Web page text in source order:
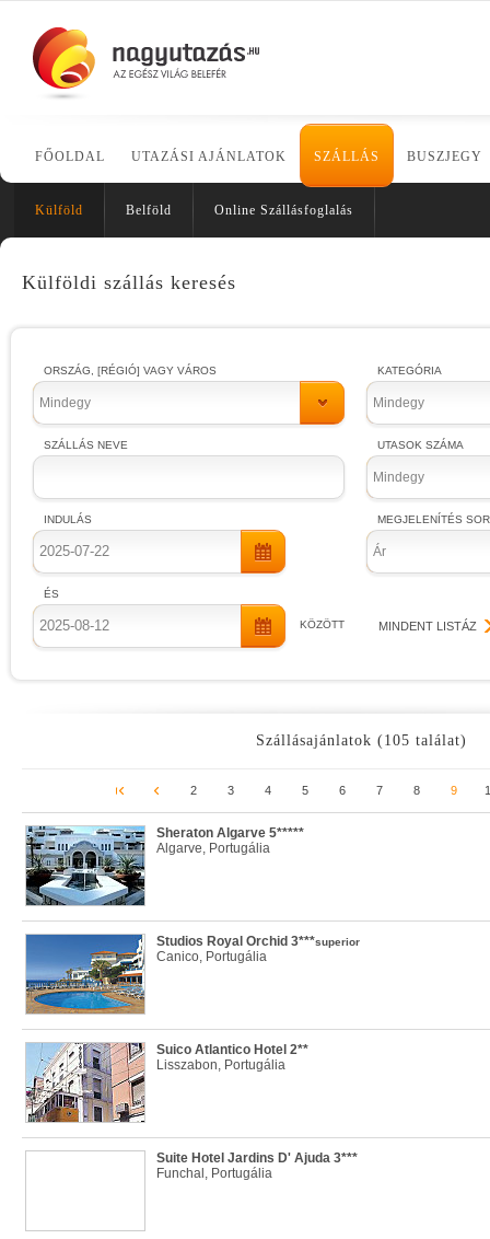
FŐOLDAL UTAZÁSI AJÁNLATOK SZÁLLÁS BUSZJEGY
Külföld Belföld Online Szállásfoglalás
Külföldi szállás keresés
ORSZÁG, [RÉGIÓ] VAGY VÁROS
Mindegy
SZÁLLÁS NEVE
INDULÁS
ÉS
KÖZÖTT
KATEGÓRIA
Mindegy
UTASOK SZÁMA
Mindegy
MEGJELENÍTÉS
Ár
MINDENT LISTÁZ
Szállásajánlatok (105 találat)
2 3 4 5 6 7 8 9
Sheraton Algarve 5*****
Algarve, Portugália
Studios Royal Orchid 3***superior
Canico, Portugália
Suico Atlantico Hotel 2**
Lisszabon, Portugália
Suite Hotel Jardins D' Ajuda 3***
Funchal, Portugália